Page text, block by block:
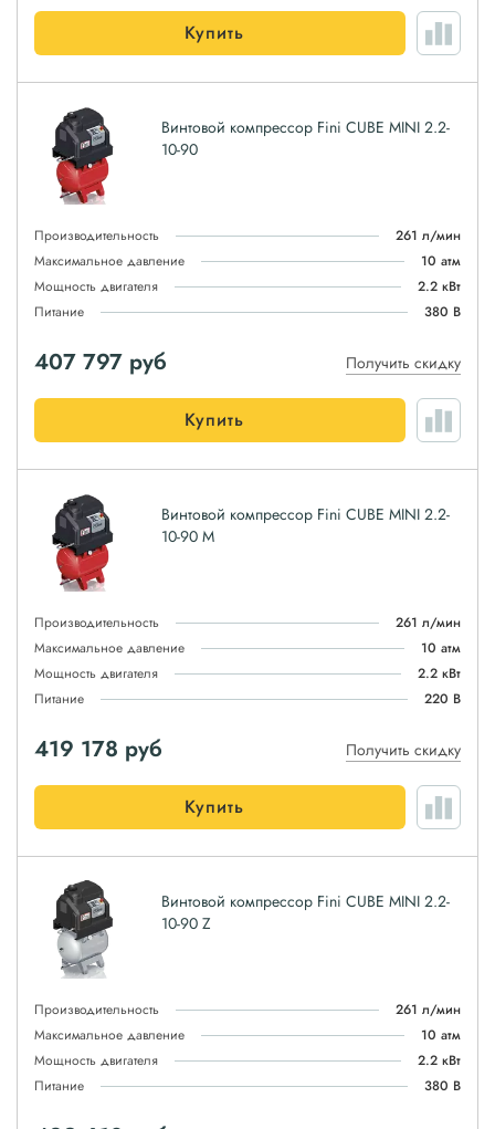
Купить
Винтовой компрессор Fini CUBE MINI 2.2-
10-90
Производительность
261 л/мин
Максимальное давление
10 атм
Мощность двигателя
2.2 кВт
Питание
380 В
407 797 руб Получить скидку
Купить
Винтовой компрессор Fini CUBE MINI 2.2-
10-90 M
Производительность
261 л/мин
Максимальное давление
10 атм
Мощность двигателя
2.2 кВт
Питание
220 В
419 178 руб Получить скидку
Купить
Винтовой компрессор Fini CUBE MINI 2.2-
10-90 Z
Производительность
261 л/мин
Максимальное давление
10 атм
Мощность двигателя
2.2 кВт
Питание
380 В